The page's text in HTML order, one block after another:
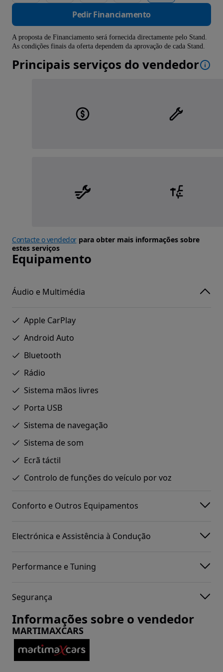
Pedir Financiamento
A proposta de Financiamento será fornecida directamente pelo Stand.
As condições finais da oferta dependem da aprovação de cada Stand.
Principais serviços do vendedor
Contacte o vendedorpara obter mais informações sobre
estes serviços
Equipamento
Áudio e Multimédia
Apple CarPlay
Android Auto
Bluetooth
Rádio
Sistema mãos livres
Porta USB
Sistema de navegação
Sistema de som
Ecrã táctil
Controlo de funções do veículo por voz
Conforto e Outros Equipamentos
Electrónica e Assistência à Condução
Performance e Tuning
Segurança
Informações sobre o vendedor
MARTIMAXCARS